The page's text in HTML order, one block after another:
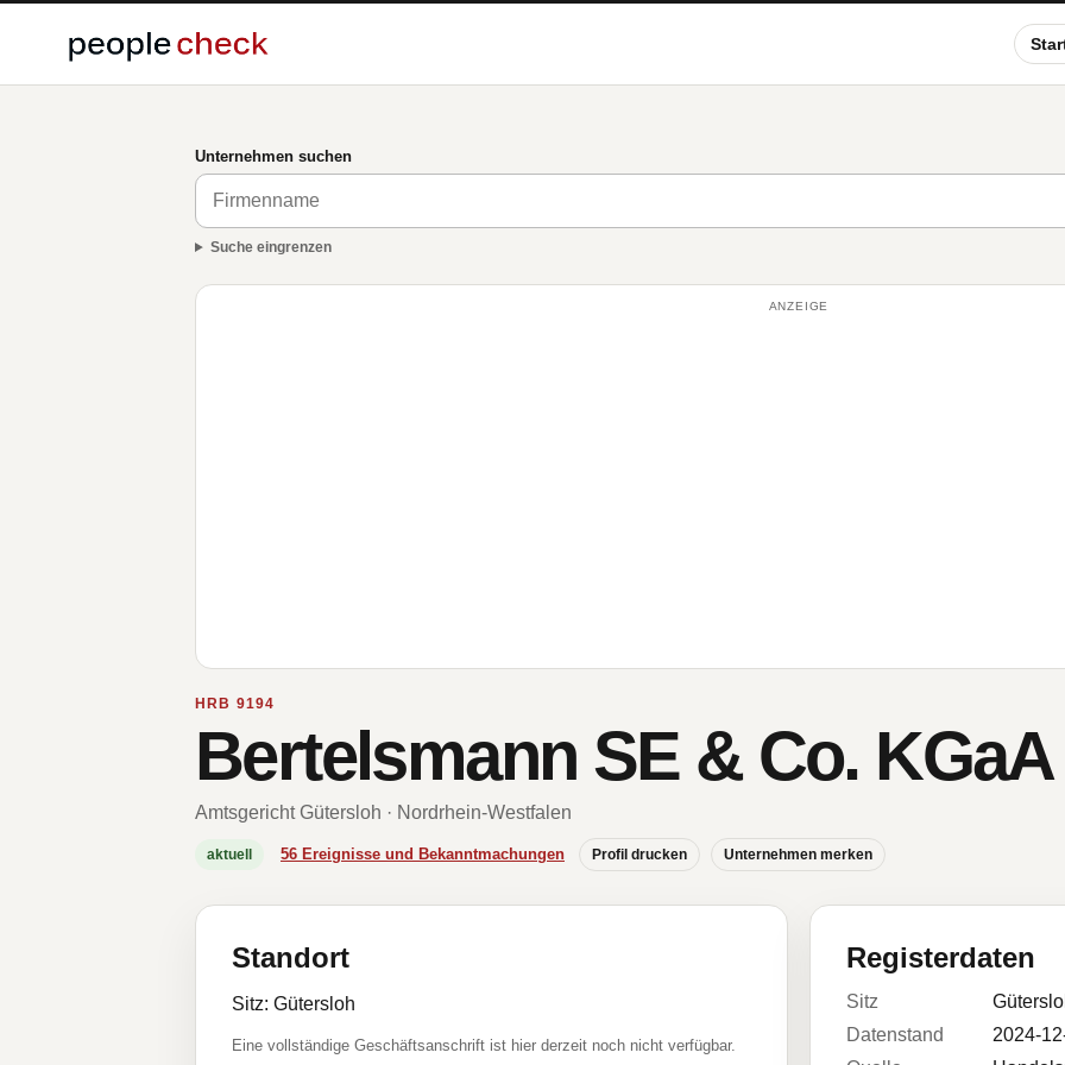
Unternehmen suchen
Suche eingrenzen
ANZEIGE
HRB 9194
Bertelsmann SE & Co. KGaA
Amtsgericht Gütersloh · Nordrhein-Westfalen
aktuell 56 Ereignisse und Bekanntmachungen Profil drucken Unternehmen merken
Standort
Sitz: Gütersloh
Eine vollständige Geschäftsanschrift ist hier derzeit noch nicht verfügbar.
Registerdaten
Sitz
Datenstand
2024-